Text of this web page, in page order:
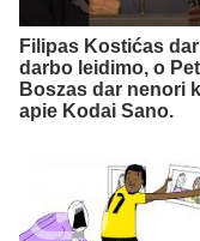
Filipas Kostićas
darbo leidimo, o
Boszas dar nenori
apie Kodai Sano.